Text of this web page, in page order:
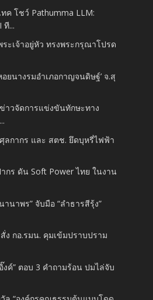
ค โชว์ Pathumma LLM:
ที...
ะเจ้าอยู่หัว ทรงพระกรุณาโปรด
ยนางรมอําเภอกาญจนดิษฐ์’ จ.สุ
าวจัดการแข่งขันทักษะทาง
ลกากร และ สตช. ยึดบุหรี่ไฟฟ้า
กร ดัน Soft Power ไทย ในงาน
านาพร” จับมือ “ลำธารสีรุ้ง”
ง กอ.รมน. คุมเข้มปราบปราม
งค์” ตอบ 3 คำถามร้อน ปมไล่จับ